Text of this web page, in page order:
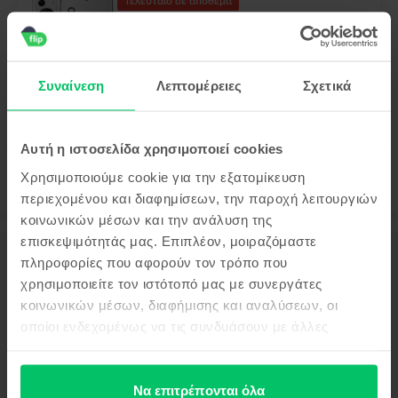
Συναίνεση Λεπτομέρειες Σχετικά
Αυτή η ιστοσελίδα χρησιμοποιεί cookies
Χρησιμοποιούμε cookie για την εξατομίκευση
περιεχομένου και διαφημίσεων, την παροχή λειτουργιών
κοινωνικών μέσων και την ανάλυση της
επισκεψιμότητάς μας. Επιπλέον, μοιραζόμαστε
πληροφορίες που αφορούν τον τρόπο που
χρησιμοποιείτε τον ιστότοπό μας με συνεργάτες
κοινωνικών μέσων, διαφήμισης και αναλύσεων, οι
οποίοι ενδεχομένως να τις συνδυάσουν με άλλες
έχουν συλλέξει σε σχέση με την από μέρους σας χρήση
των υπηρεσιών τους.Να επιτρέπονται όλα
Rococo Pearl, 256 GB, Σαν καινούργιο
€
Περιγραφή
Κινητό τηλέφωνο Huawei Nova 9 SE, Crystal Blue, 128 GB, Σαν
καινούργιο
Δες περισσότερες λεπτομέρειες